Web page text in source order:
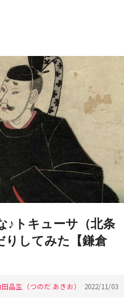
♪トキューサ（北条
りしてみた【鎌倉
晶生（つのだ あきお） 2022/11/03